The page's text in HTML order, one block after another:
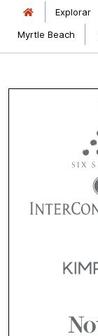
Explorar
Myrtle Beach